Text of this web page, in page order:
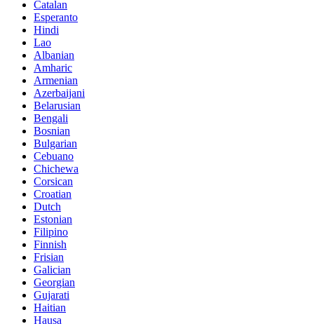
Catalan
Esperanto
Hindi
Lao
Albanian
Amharic
Armenian
Azerbaijani
Belarusian
Bengali
Bosnian
Bulgarian
Cebuano
Chichewa
Corsican
Croatian
Dutch
Estonian
Filipino
Finnish
Frisian
Galician
Georgian
Gujarati
Haitian
Hausa